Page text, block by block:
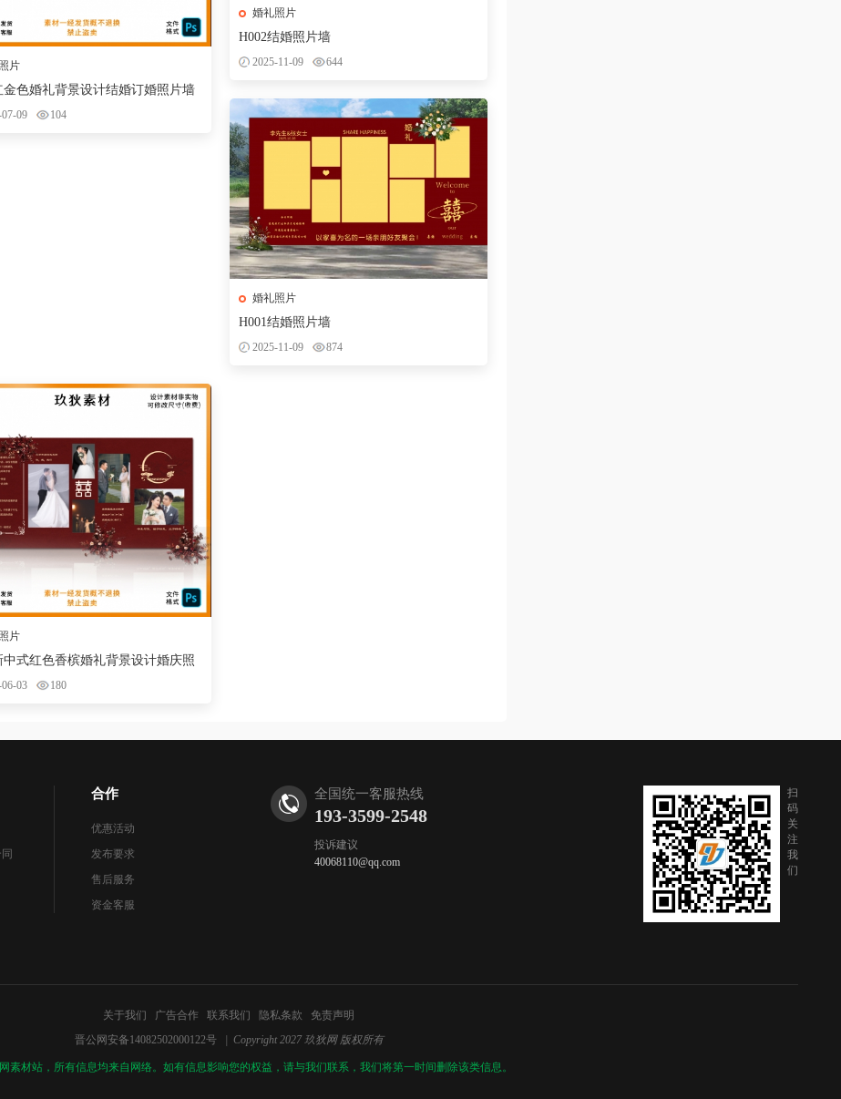
片
金色婚礼背景设计结婚订婚照片墙
到区效果图PS素材
09 104
婚礼照片
H002结婚照片墙
2025-11-09 644
婚礼照片
H001结婚照片墙
2025-11-09 874
片
中式红色香槟婚礼背景设计婚庆照
区效果喷绘PS素材
03 180
合作
优惠活动
发布要求
售后服务
资金客服
全国统一客服热线
193-3599-2548
投诉建议
40068110@qq.com
扫
码
关
注
我
们
关于我们 广告合作 联系我们 隐私条款
免责声明
晋公网安备14082502000122号
| Copyright 2027 玖狄网 版权所有
素材站，所有信息均来自网络。如有信息影响您的权益，请与我们联系，我们将第一时间删除该类信息。